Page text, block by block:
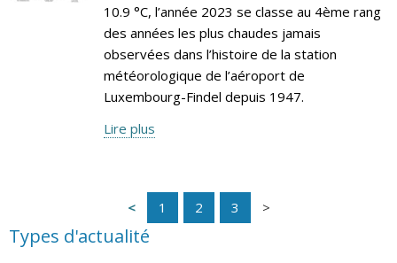
10.9 °C, l’année 2023 se classe au 4ème rang
des années les plus chaudes jamais
observées dans l’histoire de la station
météorologique de l’aéroport de
Luxembourg-Findel depuis 1947.
Lire plus
1 2 3
Types d'actualité